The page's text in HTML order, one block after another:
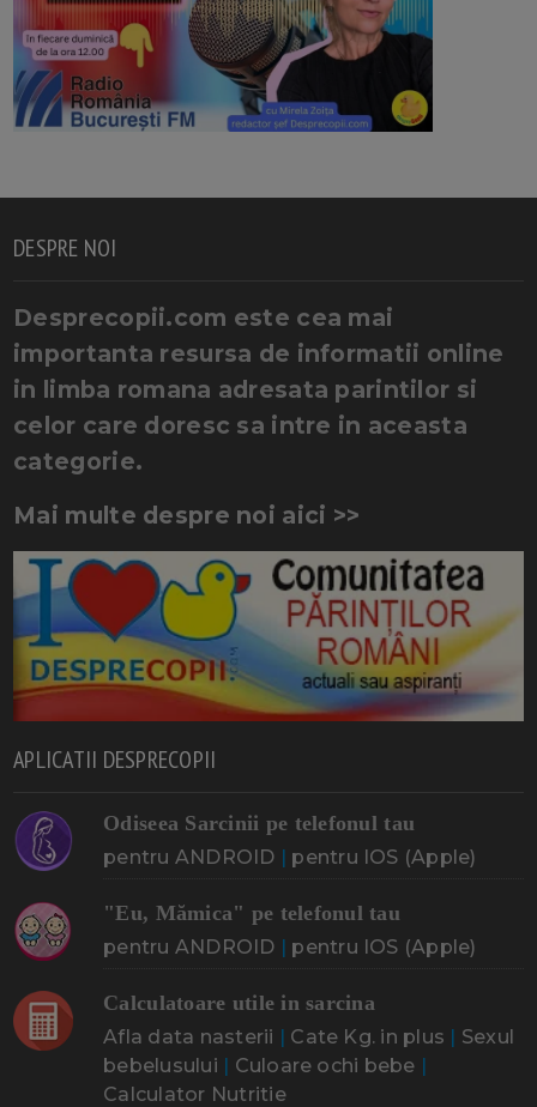
DESPRE NOI
Desprecopii.com este cea mai
importanta resursa de informatii online
in limba romana adresata parintilor si
celor care doresc sa intre in aceasta
categorie.
Mai multe despre noi aici >>
APLICATII DESPRECOPII
Odiseea Sarcinii pe telefonul tau
pentru ANDROID | pentru IOS (Apple)
"Eu, Mămica" pe telefonul tau
pentru ANDROID | pentru IOS (Apple)
Calculatoare utile in sarcina
Afla data nasterii | Cate Kg. in plus | Sexul
bebelusului | Culoare ochi bebe |
Calculator Nutritie